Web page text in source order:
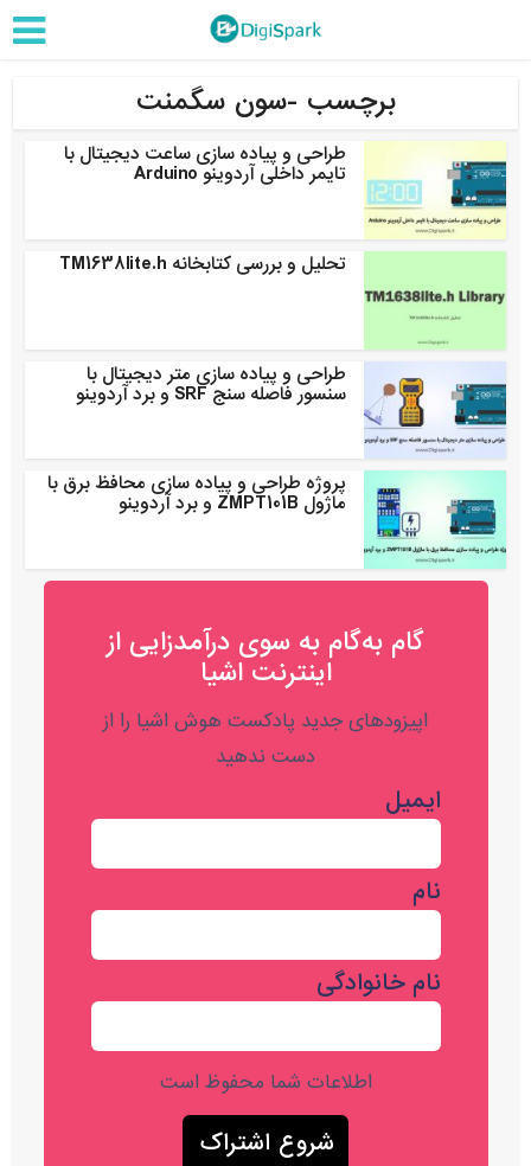
برچسب -سون سگمنت
طراحی و پیاده سازی ساعت دیجیتال با
تایمر داخلی آردوینو Arduino
تحلیل و بررسی کتابخانه TM1638lite.h
طراحی و پیاده سازی متر دیجیتال با
سنسور فاصله سنج SRF و برد آردوینو
پروژه طراحی و پیاده سازی محافظ برق با
ماژول ZMPT101B و برد آردوینو
گام به‌گام به‌ سوی درآمدزایی از
اینترنت اشیا
اپیزودهای جدید پادکست هوش اشیا را از
دست ندهید
ایمیل
نام
نام خانوادگی
اطلاعات شما محفوظ است